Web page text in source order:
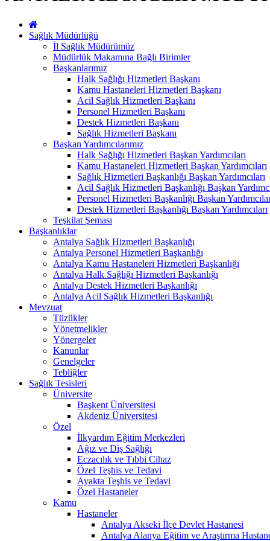
Sağlık Müdürlüğü
İl Sağlık Müdürümüz
Müdürlük Makamına Bağlı Birimler
Başkanlarımız
Halk Sağlığı Hizmetleri Başkanı
Kamu Hastaneleri Hizmetleri Başkanı
Acil Sağlık Hizmetleri Başkanı
Personel Hizmetleri Başkanı
Destek Hizmetleri Başkanı
Sağlık Hizmetleri Başkanı
Başkan Yardımcılarımız
Halk Sağlığı Hizmetleri Başkan Yardımcıları
Kamu Hastaneleri Hizmetleri Başkan Yardımcıları
Sağlık Hizmetleri Başkanlığı Başkan Yardımcıları
Acil Sağlık Hizmetleri Başkanlığı Başkan
Personel Hizmetleri Başkanlığı Başkan
Destek Hizmetleri Başkanlığı Başkan Yardımcıları
Teşkilat Şeması
Başkanlıklar
Antalya Sağlık Hizmetleri Başkanlığı
Antalya Personel Hizmetleri Başkanlığı
Antalya Kamu Hastaneleri Hizmetleri Başkanlığı
Antalya Halk Sağlığı Hizmetleri Başkanlığı
Antalya Destek Hizmetleri Başkanlığı
Antalya Acil Sağlık Hizmetleri Başkanlığı
Mevzuat
Tüzükler
Yönetmelikler
Yönergeler
Kanunlar
Genelgeler
Tebliğler
Sağlık Tesisleri
Üniversite
Başkent Üniversitesi
Akdeniz Üniversitesi
Özel
İlkyardım Eğitim Merkezleri
Ağız ve Diş Sağlığı
Eczacılık ve Tıbbi Cihaz
Özel Teşhis ve Tedavi
Ayakta Teşhis ve Tedavi
Özel Hastaneler
Kamu
Hastaneler
Antalya Akseki İlçe Devlet Hastanesi
Antalya Alanya Eğitim ve Araştırma